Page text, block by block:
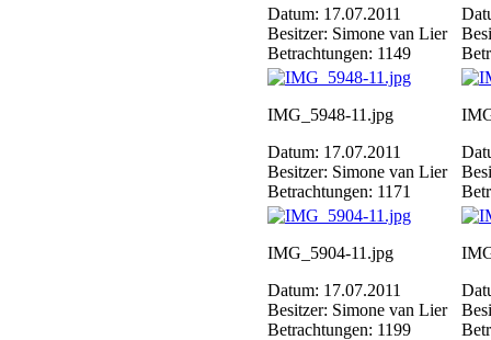
Datum: 17.07.2011
Besitzer: Simone van Lier
Betrachtungen: 1149
IMG_5948-11.jpg
Datum: 17.07.2011
Besitzer: Simone van Lier
Betrachtungen: 1171
IMG_5904-11.jpg
Datum: 17.07.2011
Besitzer: Simone van Lier
Betrachtungen: 1199